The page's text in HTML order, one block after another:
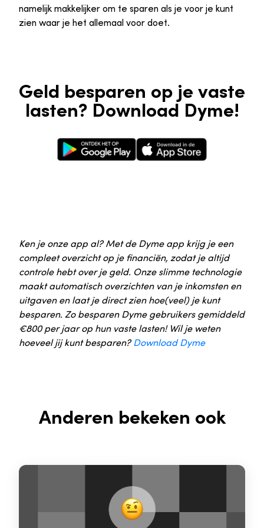
namelijk makkelijker om te sparen als je voor je kunt
zien waar je het allemaal voor doet.
Geld besparen op je vaste
lasten? Download Dyme!
Google Play StoreApple App Store
Ken je onze app al? Met de Dyme app krijg je een
compleet overzicht op je financiën, zodat je altijd
controle hebt over je geld. Onze slimme technologie
maakt automatisch overzichten van je inkomsten en
uitgaven en laat je direct zien hoe(veel) je kunt
besparen. Zo besparen Dyme gebruikers gemiddeld
€800 per jaar op hun vaste lasten! Wil je weten
hoeveel jij kunt besparen?Download Dyme
Anderen bekeken ook